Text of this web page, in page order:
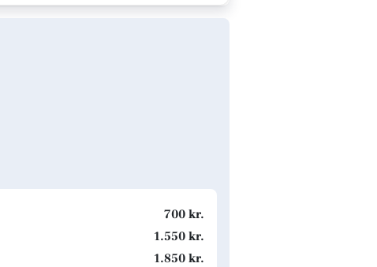
700 kr.
1.550 kr.
1.850 kr.